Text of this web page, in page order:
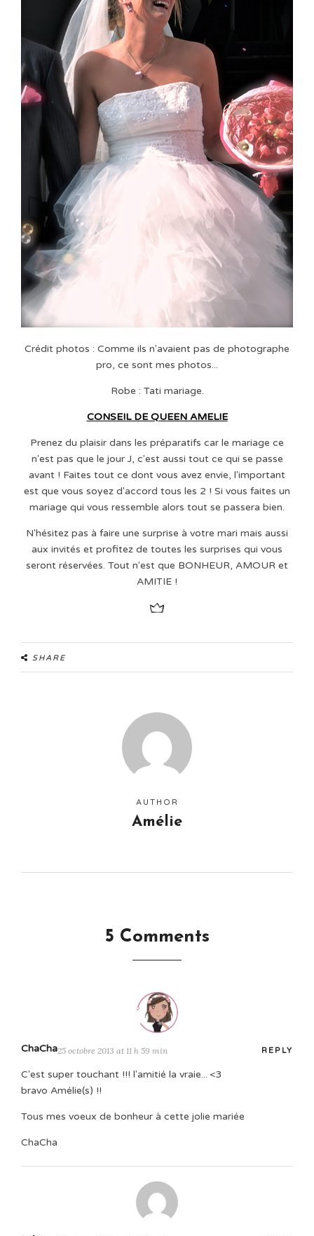
Crédit photos : Comme ils n'avaient pas de photographe
pro, ce sont mes photos...
Robe : Tati mariage.
CONSEIL DE QUEEN AMELIE
Prenez du plaisir dans les préparatifs car le mariage ce
n'est pas que le jour J, c'est aussi tout ce qui se passe
avant ! Faites tout ce dont vous avez envie, l'important
est que vous soyez d'accord tous les 2 ! Si vous faites un
mariage qui vous ressemble alors tout se passera bien.
N'hésitez pas à faire une surprise à votre mari mais aussi
aux invités et profitez de toutes les surprises qui vous
seront réservées. Tout n'est que BONHEUR, AMOUR et
AMITIE !
SHARE
AUTHOR
Amélie
5 Comments
ChaCha25 octobre 2013 at 11 h 59 min REPLY
C'est super touchant !!! l'amitié la vraie... <3
bravo Amélie(s) !!
Tous mes voeux de bonheur à cette jolie mariée
ChaCha